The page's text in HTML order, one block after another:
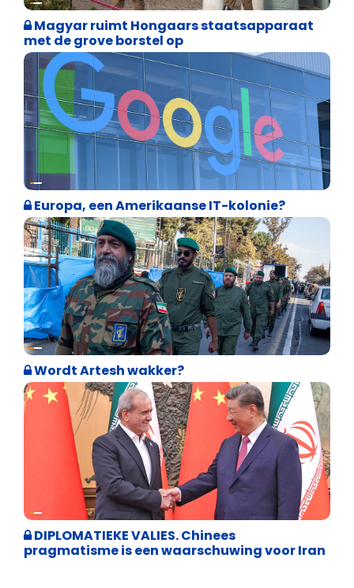
Magyar ruimt Hongaars staatsapparaat
met de grove borstel op
Internationale politiek
Europa, een Amerikaanse IT-kolonie?
Weekblad 't Pallieterke
Wordt Artesh wakker?
Weekblad 't Pallieterke
DIPLOMATIEKE VALIES. Chinees
pragmatisme is een waarschuwing voor Iran